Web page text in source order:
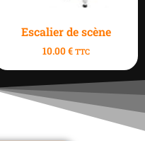
Escalier de scène
10.00€ TTC